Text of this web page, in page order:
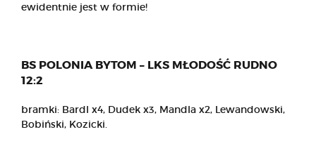
ewidentnie jest w formie!
BS POLONIA BYTOM – LKS MŁODOŚĆ RUDNO
12:2
bramki: Bardl x4, Dudek x3, Mandla x2, Lewandowski,
Bobiński, Kozicki.